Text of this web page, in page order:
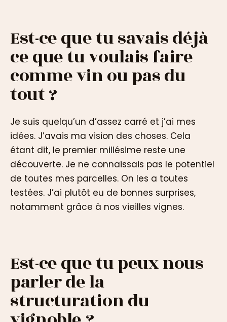
Est-ce que tu savais déjà
ce que tu voulais faire
comme vin ou pas du
tout ?
Je suis quelqu’un d’assez carré et j’ai mes
idées. J’avais ma vision des choses. Cela
étant dit, le premier millésime reste une
découverte. Je ne connaissais pas le potentiel
de toutes mes parcelles. On les a toutes
testées. J’ai plutôt eu de bonnes surprises,
notamment grâce à nos vieilles vignes.
Est-ce que tu peux nous
parler de la
structuration du